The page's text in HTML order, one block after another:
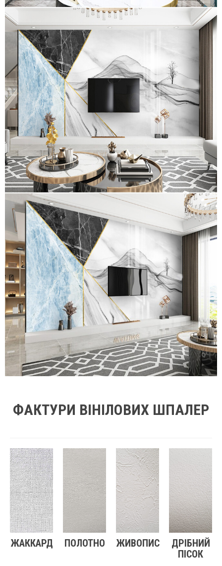
ФАКТУРИ ВІНІЛОВИХ ШПАЛЕР
ЖАККАРД ПОЛОТНО ЖИВОПИС
ДРІБНИЙ
ПІСОК